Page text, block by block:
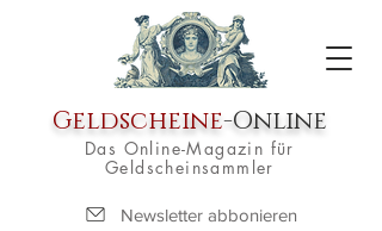
Geldscheine-Online
Das Online-Magazin für
Geldscheinsammler
Newsletter abbonieren